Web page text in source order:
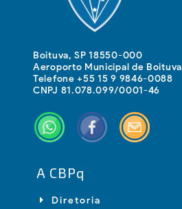
Boituva, SP 18550-000
Aeroporto Municipal de Boituva
Telefone +55 15 9 9846-0088
CNPJ 81.078.099/0001-46
A CBPq
Diretoria